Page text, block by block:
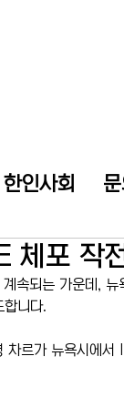
인사회 문
체포 작
속되는 가운데, 뉴
니다.
르가 뉴욕시에서